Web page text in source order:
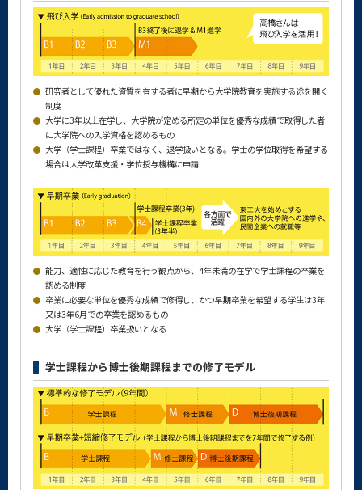
研究者として優れた資質を有する者に早期から大学院教育を実施する途を開く
制度
大学に3年以上在学し、大学院が定める所定の単位を優秀な成績で取得した者
に大学院への入学資格を認めるもの
大学（学士課程）卒業ではなく、退学扱いとなる。学士の学位取得を希望する
場合は大学改革支援・学位授与機構に申請
能力、適性に応じた教育を行う観点から、4年未満の在学で学士課程の卒業を
認める制度
卒業に必要な単位を優秀な成績で修得し、かつ早期卒業を希望する学生は3年
又は3年6月での卒業を認めるもの
大学（学士課程）卒業扱いとなる
学士課程から博士後期課程までの修了モデル